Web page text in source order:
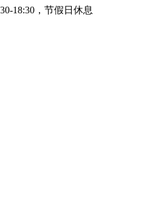
18:30，节假日休息